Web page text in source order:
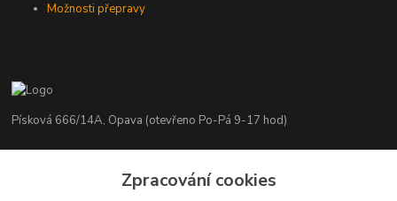
Možnosti přepravy
Písková 666/14A, Opava (otevřeno Po-Pá 9-17 hod)
+420 776 839 986Zpracování cookies